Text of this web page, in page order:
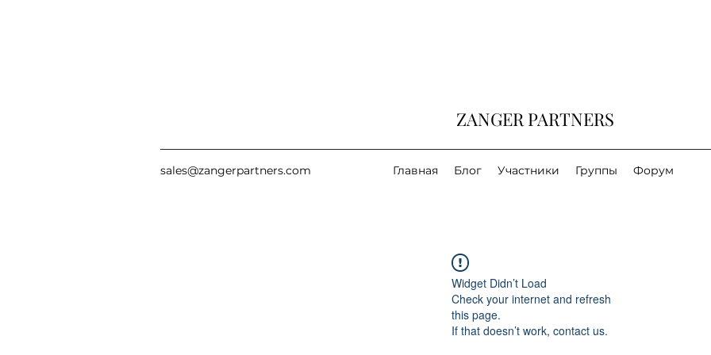
ZANGER PARTNERS
sales@zangerpartners.com Главная Блог Участники Группы Форум
Widget Didn’t Load
Check your internet and refresh
this page.
If that doesn’t work, contact us.